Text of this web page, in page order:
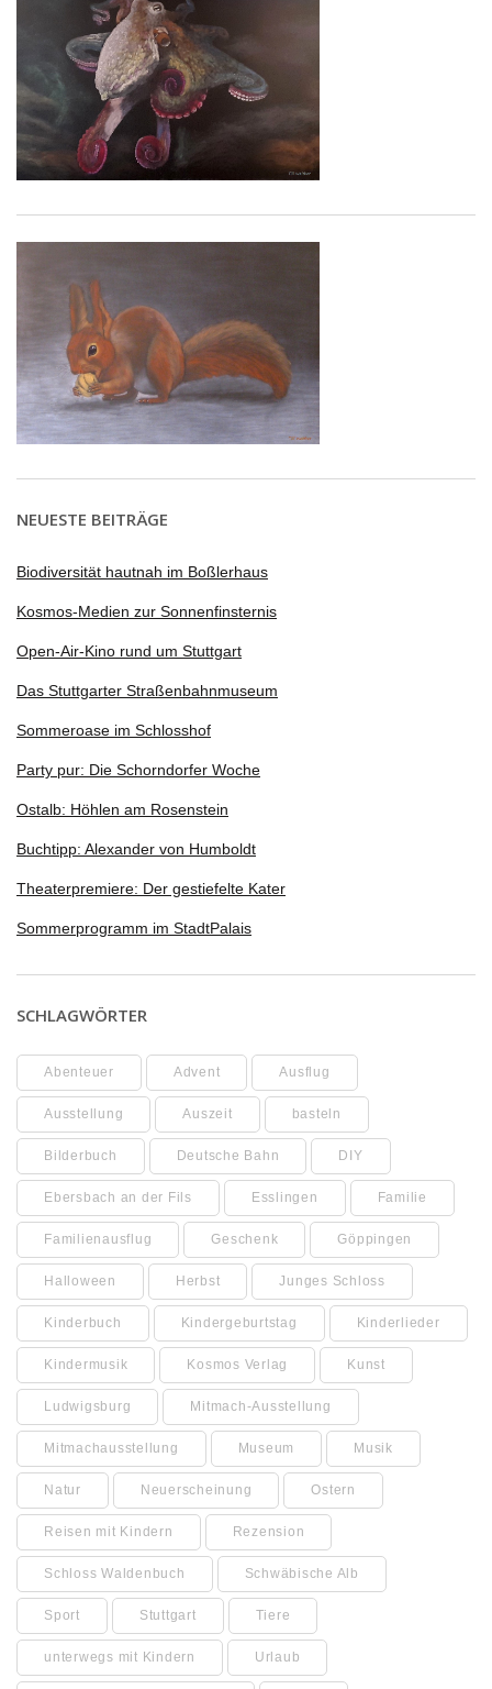
NEUESTE BEITRÄGE
Biodiversität hautnah im Boßlerhaus
Kosmos-Medien zur Sonnenfinsternis
Open-Air-Kino rund um Stuttgart
Das Stuttgarter Straßenbahnmuseum
Sommeroase im Schlosshof
Party pur: Die Schorndorfer Woche
Ostalb: Höhlen am Rosenstein
Buchtipp: Alexander von Humboldt
Theaterpremiere: Der gestiefelte Kater
Sommerprogramm im StadtPalais
SCHLAGWÖRTER
Abenteuer Advent Ausflug
Ausstellung Auszeit basteln
Bilderbuch Deutsche Bahn DIY
Ebersbach an der Fils Esslingen Familie
Familienausflug Geschenk Göppingen
Halloween Herbst Junges Schloss
Kinderbuch Kindergeburtstag Kinderlieder
Kindermusik Kosmos Verlag Kunst
Ludwigsburg Mitmach-Ausstellung
Mitmachausstellung Museum Musik
Natur Neuerscheinung Ostern
Reisen mit Kindern Rezension
Schloss Waldenbuch Schwäbische Alb
Sport Stuttgart Tiere
unterwegs mit Kindern Urlaub